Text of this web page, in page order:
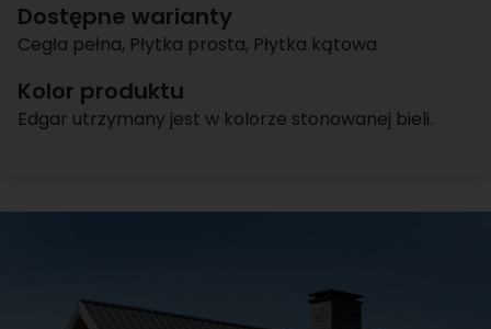
Dostępne warianty
Cegła pełna, Płytka prosta, Płytka kątowa
Kolor produktu
Edgar utrzymany jest w kolorze stonowanej bieli.